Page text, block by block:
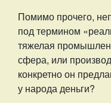
Помимо прочего,
под термином
тяжелая
сфера, или
конкретно он
у народа деньги?